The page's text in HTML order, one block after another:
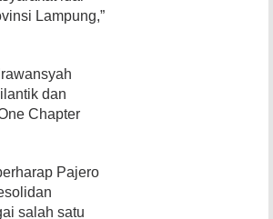
Lampung,”
dan
Chapter
Pajero
salah satu